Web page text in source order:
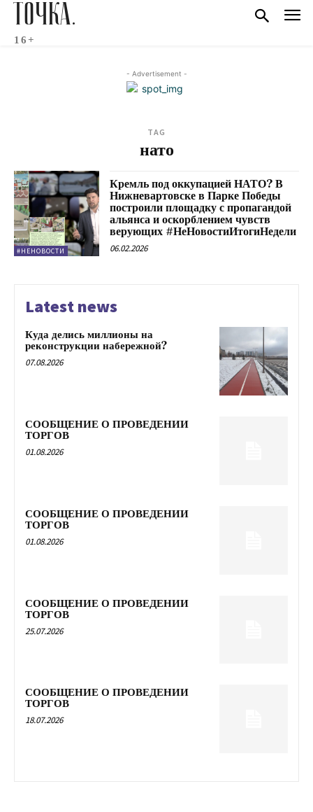
ТОЧКА.
16+
- Advertisement -
TAG
нато
#НЕНОВОСТИ
Кремль под оккупацией НАТО? В
Нижневартовске в Парке Победы
построили площадку с пропагандой
альянса и оскорблением чувств
верующих #НеНовостиИтогиНедели
06.02.2026
Latest news
Куда делись миллионы на
реконструкции набережной?
07.08.2026
СООБЩЕНИЕ О ПРОВЕДЕНИИ
ТОРГОВ
01.08.2026
СООБЩЕНИЕ О ПРОВЕДЕНИИ
ТОРГОВ
01.08.2026
СООБЩЕНИЕ О ПРОВЕДЕНИИ
ТОРГОВ
25.07.2026
СООБЩЕНИЕ О ПРОВЕДЕНИИ
ТОРГОВ
18.07.2026